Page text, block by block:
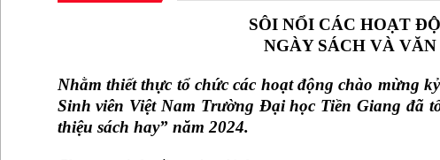
SÔI NỔI CÁC HOẠT
NGÀY SÁCH VÀ
Nhằm thiết thực tổ chức các hoạt động chào mừng
Sinh viên Việt Nam Trường Đại học Tiền Giang đã
thiệu sách hay” năm 2024.